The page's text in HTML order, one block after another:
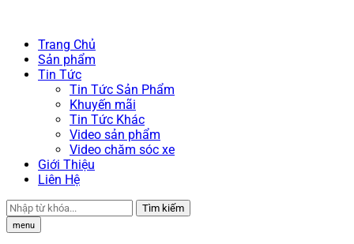
Trang Chủ
Sản phẩm
Tin Tức
Tin Tức Sản Phẩm
Khuyến mãi
Tin Tức Khác
Video sản phẩm
Video chăm sóc xe
Giới Thiệu
Liên Hệ
Tìm kiếm
menu